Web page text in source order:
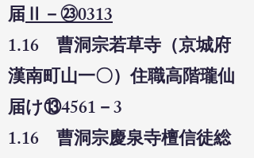
届Ⅱ－㉓0313
1.16 曹洞宗若草寺（京城府
漢南町山一〇）住職高階瓏仙
届け⑬4561－3
1.16 曹洞宗慶泉寺檀信徒総